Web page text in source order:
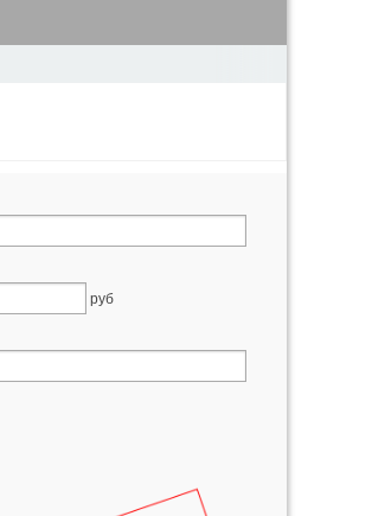
руб